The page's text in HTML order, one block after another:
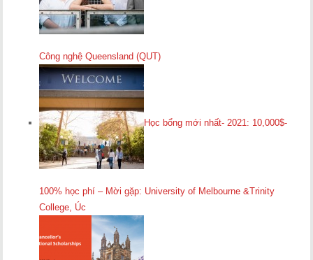
Công nghệ Queensland (QUT)
Học bổng mới nhất- 2021: 10,000$-
100% học phí – Mời gặp: University of Melbourne &Trinity
College, Úc